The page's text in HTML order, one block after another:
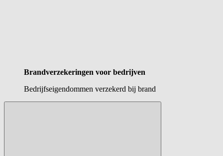
Brandverzekeringen voor bedrijven
Bedrijfseigendommen verzekerd bij brand